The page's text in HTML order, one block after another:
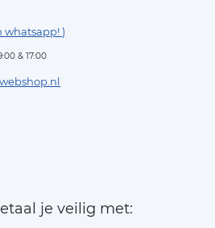
whatsapp! )
& 17:00
je veilig met: